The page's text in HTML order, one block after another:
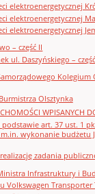
elektroenergetycznej
elektroenergetycznej
elektroenergetycznej
– część II
ul. Daszyńskiego –
Kolegium
Olsztynka
WPISANYCH
art. 37 ust. 1
wykonanie budżetu
zadania
Infrastruktury i
Volkswagen Transporter